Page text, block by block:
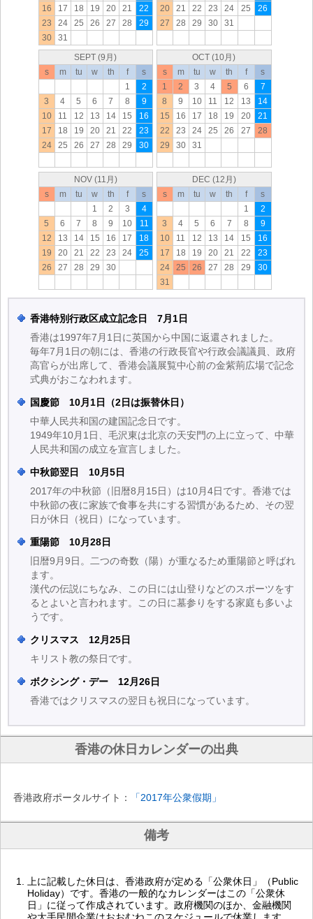
16
17 18 19 20 21
22
23
24 25 26 27 28
29
30
31
20
21 22 23 24 25
26
27
28 29 30 31
SEPT (9月)
s
m tu w th f
s
1
2
3
4 5 6 7 8
9
10
11 12 13 14 15
16
17
18 19 20 21 22
23
24
25 26 27 28 29 30
OCT (10月)
s
m tu w th f
s
1
2 3 4 5 6
7
8
9 10 11 12 13
14
15
16 17 18 19 20
21
22
23 24 25 26 27
28
29
30 31
NOV (11月)
s
m tu w th f
s
1
2 3
4
5
6 7 8 9 10
11
12
13 14 15 16 17
18
19
20 21 22 23 24
25
26
27 28 29 30
DEC (12月)
s
m tu w th f
s
1
2
3
4 5 6 7 8
9
10
11 12 13 14 15
16
17
18 19 20 21 22
23
24
25 26 27 28 29
30
31
香港特別行政区成立記念日 7月1日
香港は1997年7月1日に英国から中国に返還されました。
毎年7月1日の朝には、香港の行政長官や行政会議議員、政府
高官らが出席して、香港会議展覧中心前の金紫荊広場で記念
式典がおこなわれます。
国慶節 10月1日（2日は振替休日）
中華人民共和国の建国記念日です。
1949年10月1日、毛沢東は北京の天安門の上に立って、中華
人民共和国の成立を宣言しました。
中秋節翌日 10月5日
2017年の中秋節（旧暦8月15日）は10月4日です。香港では
中秋節の夜に家族で食事を共にする習慣があるため、その翌
日が休日（祝日）になっています。
重陽節 10月28日
旧暦9月9日。二つの奇数（陽）が重なるため重陽節と呼ばれ
ます。
漢代の伝説にちなみ、この日には山登りなどのスポーツをす
るとよいと言われます。この日に墓参りをする家庭も多いよ
うです。
クリスマス 12月25日
キリスト教の祭日です。
ボクシング・デー 12月26日
香港ではクリスマスの翌日も祝日になっています。
香港の休日カレンダーの出典
香港政府ポータルサイト： 「2017年公衆假期」
備考
上に記載した休日は、香港政府が定める「公衆休日」（Public
Holiday）です。香港の一般的なカレンダーはこの「公衆休
日」に従って作成されています。政府機関のほか、金融機関